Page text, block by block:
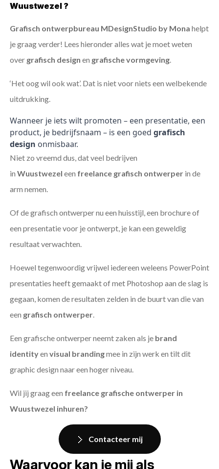
Wuustwezel ?
Grafisch ontwerpbureau MDesignStudio by Mona helpt
je graag verder! Lees hieronder alles wat je moet weten
over grafisch design en grafische vormgeving
‘Het oog wil ook wat’. Dat is niet voor niets een welbekende
uitdrukking.
Wanneer je iets wilt promoten – een presentatie, een
product, je bedrijfsnaam – is een goed grafisch
design onmisbaar.
Niet zo vreemd dus, dat veel bedrijven
in Wuustwezel een freelance grafisch ontwerper in de
arm nemen.
Of de grafisch ontwerper nu een huisstijl, een brochure of
een presentatie voor je ontwerpt, je kan een geweldig
resultaat verwachten.
Hoewel tegenwoordig vrijwel iedereen weleens PowerPoint
presentaties heeft gemaakt of met Photoshop aan de slag is
gegaan, komen de resultaten zelden in de buurt van die van
een grafisch ontwerper
Een grafische ontwerper neemt zaken als je brand
identityen visual brandingmee in zijn werk en tilt dit
graphic design naar een hoger niveau.
Wil jij graag een freelance grafische ontwerper in
Wuustwezel inhuren?
Contacteer mij
Waarvoor kan je mij als